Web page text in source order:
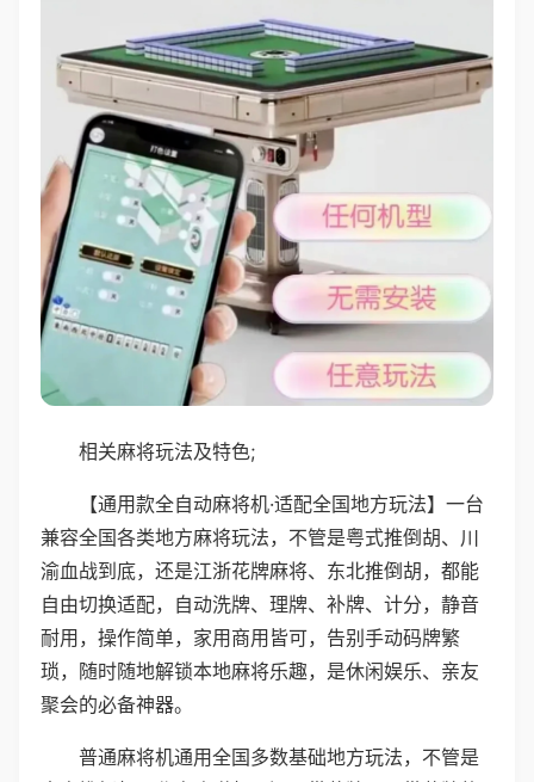
相关麻将玩法及特色;
【通用款全自动麻将机·适配全国地方玩法】一台
兼容全国各类地方麻将玩法，不管是粤式推倒胡、川
渝血战到底，还是江浙花牌麻将、东北推倒胡，都能
自由切换适配，自动洗牌、理牌、补牌、计分，静音
耐用，操作简单，家用商用皆可，告别手动码牌繁
琐，随时随地解锁本地麻将乐趣，是休闲娱乐、亲友
聚会的必备神器。
普通麻将机通用全国多数基础地方玩法，不管是